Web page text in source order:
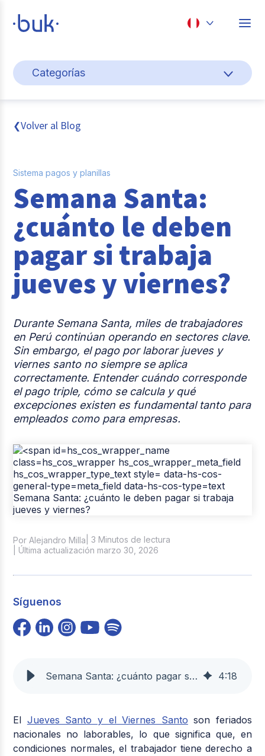
Perú
Categorías
Gestión de personas
Cultura y bienestar laboral
Sistema pagos y planillas
Entrevistas
Buk
Reclutamiento y selección de personal
Casos de éxito
Columna del Experto
Pago de nómina
Reclutamiento y Selección
❮Volver al Blog
Sistema pagos y planillas
Semana Santa:
¿cuánto le deben
pagar si trabaja
jueves y viernes?
Durante Semana Santa, miles de trabajadores
en Perú continúan operando en sectores clave.
Sin embargo, el pago por laborar jueves y
viernes santo no siempre se aplica
correctamente. Entender cuándo corresponde
el pago triple, cómo se calcula y qué
excepciones existen es fundamental tanto para
empleados como para empresas.
Por Alejandro Milla | 3 Minutos de lectura
| Última actualización marzo 30, 2026
Síguenos
Semana Santa: ¿cuánto pagar si trabaja jueves y viernes? | Buk 4:18
El Jueves Santo y el Viernes Santo son feriados
nacionales no laborables, lo que significa que, en
condiciones normales, el trabajador tiene derecho a